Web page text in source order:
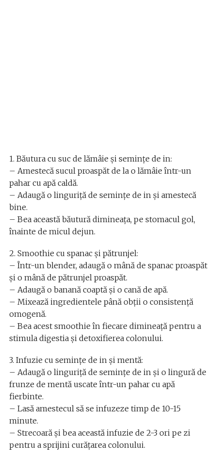
1. Băutura cu suc de lămâie și semințe de in:
– Amestecă sucul proaspăt de la o lămâie într-un
pahar cu apă caldă.
– Adaugă o linguriță de semințe de in și amestecă
bine.
– Bea această băutură dimineața, pe stomacul gol,
înainte de micul dejun.
2. Smoothie cu spanac și pătrunjel:
– Într-un blender, adaugă o mână de spanac proaspăt
și o mână de pătrunjel proaspăt.
– Adaugă o banană coaptă și o cană de apă.
– Mixează ingredientele până obții o consistență
omogenă.
– Bea acest smoothie în fiecare dimineață pentru a
stimula digestia și detoxifierea colonului.
3. Infuzie cu semințe de in și mentă:
– Adaugă o linguriță de semințe de in și o lingură de
frunze de mentă uscate într-un pahar cu apă
fierbinte.
– Lasă amestecul să se infuzeze timp de 10-15
minute.
– Strecoară și bea această infuzie de 2-3 ori pe zi
pentru a sprijini curățarea colonului.